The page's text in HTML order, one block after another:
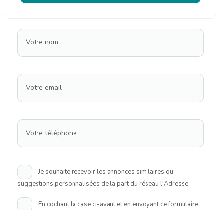
Votre nom
Votre email
Votre téléphone
Je souhaite recevoir les annonces similaires ou
suggestions personnalisées de la part du réseau l'Adresse.
En cochant la case ci-avant et en envoyant ce formulaire,